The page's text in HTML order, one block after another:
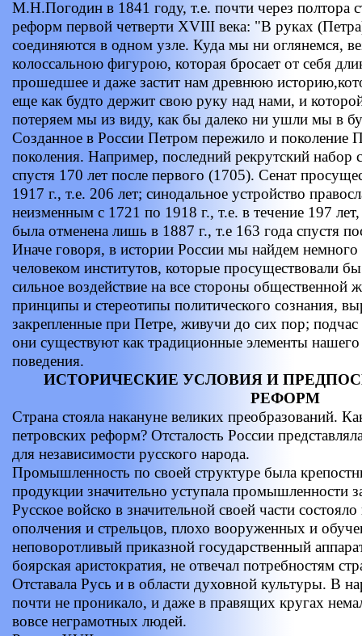
М.Н.Погодин в 1841 году, т.е. почти через полтора
реформ первой четверти XVIII века: "В руках
соединяются в одном узле. Куда мы ни оглянемся,
колоссальною фигурою, которая бросает от себя
прошедшее и даже застит нам древнюю
еще как будто держит свою руку над нами, и
потеряем мы из виду, как бы далеко ни ушли мы в
Созданное в России Петром пережило и поколение
поколения. Например, последний рекрутский набор
спустя 170 лет после первого (1705). Сенат
1917 г., т.е. 206 лет; синодальное устройство
неизменным с 1721 по 1918 г., т.е. в течение 197
была отменена лишь в 1887 г., т.е 163 года спустя
Иначе говоря, в истории России мы найдем немного
человеком институтов, которые просуществовали бы
сильное воздействие на все стороны общественной
принципы и стереотипы политического сознания,
закрепленные при Петре, живучи до сих пор;
они существуют как традиционные элементы
поведения.
ИСТОРИЧЕСКИЕ УСЛОВИЯ И
РЕФОРМ
Страна стояла накануне великих преобразований.
петровских реформ? Отсталость России
для независимости русского народа.
Промышленность по своей структуре была
продукции значительно уступала промышленности
Русское войско в значительной своей части
ополчения и стрельцов, плохо вооруженных и
неповоротливый приказной государственный
боярская аристократия, не отвечал потребностям
Отставала Русь и в области духовной культуры. В
почти не проникало, и даже в правящих кругах
вовсе неграмотных людей.